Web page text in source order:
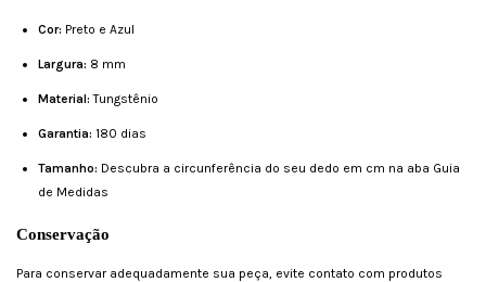
Cor: Preto e Azul
Largura: 8 mm
Material:Tungstênio
Garantia: 180 dias
Tamanho: Descubra a circunferência do seu dedo em cm na aba Guia
de Medidas
Conservação
Para conservar adequadamente sua peça, evite contato com produtos